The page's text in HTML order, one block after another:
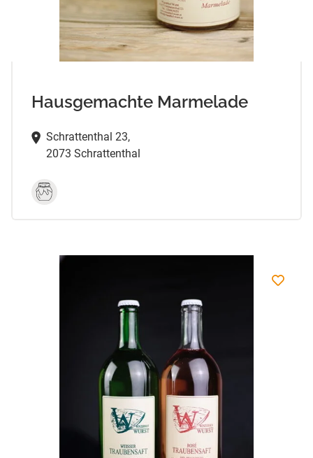
Hausgemachte Marmelade
Schrattenthal 23,
2073 Schrattenthal